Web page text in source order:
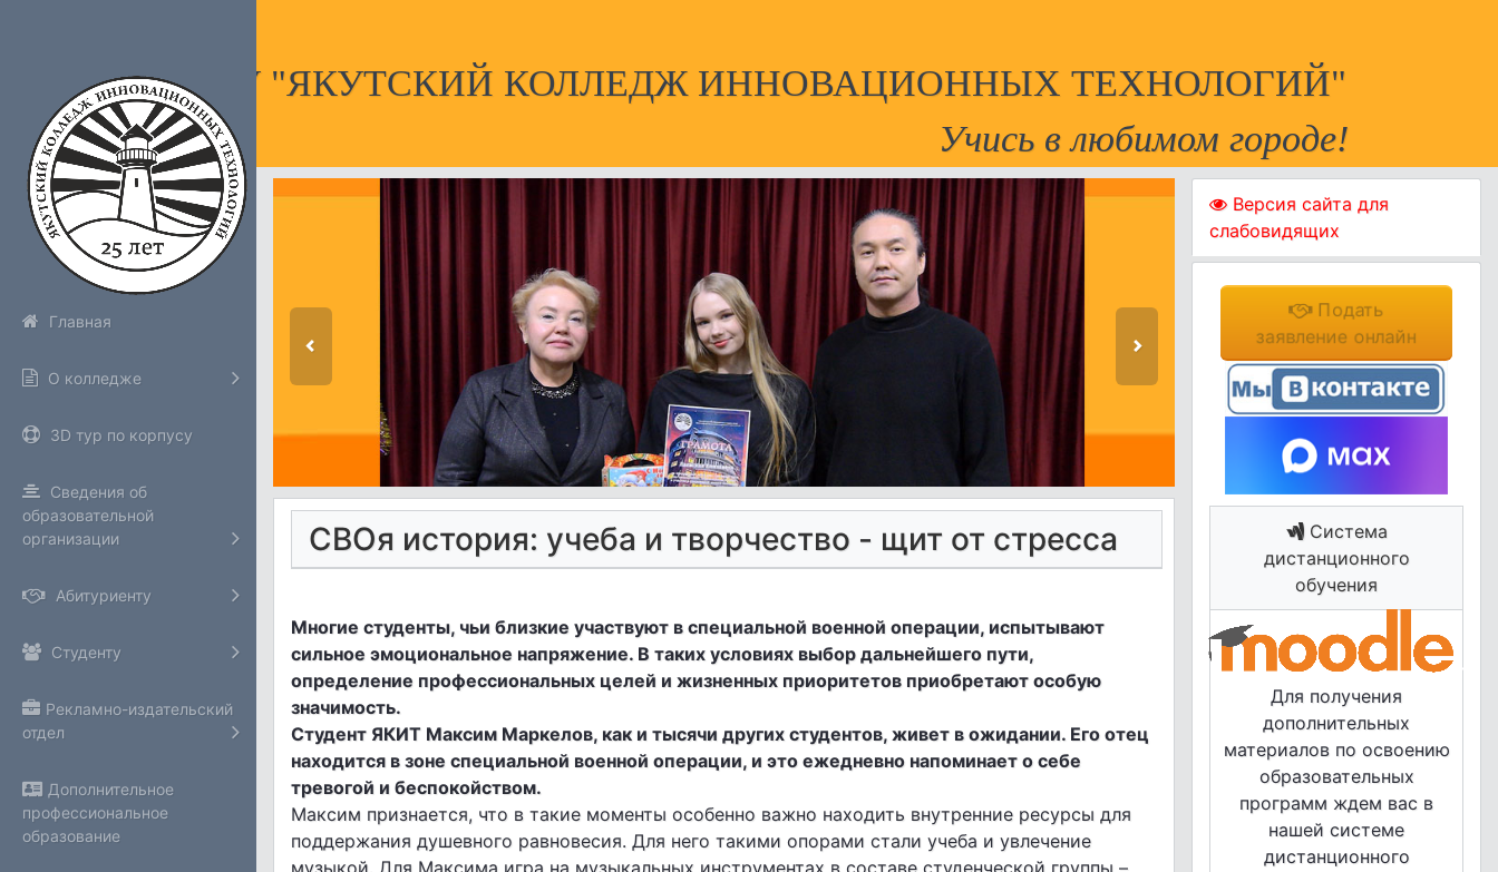
НПОУ "ЯКУТСКИЙ КОЛЛЕДЖ ИННОВАЦИОННЫХ ТЕХНОЛОГИЙ"
Учись в любимом городе!
Главная
О колледже
3D тур по корпусу
Сведения об
образовательной
организации
Абитуриенту
Студенту
Рекламно-издательский
отдел
Дополнительное
профессиональное
образование
СВОя история: учеба и творчество - щит от стресса
Многие студенты, чьи близкие участвуют в специальной военной операции, испытывают
сильное эмоциональное напряжение. В таких условиях выбор дальнейшего пути,
определение профессиональных целей и жизненных приоритетов приобретают особую
значимость.
Студент ЯКИТ Максим Маркелов, как и тысячи других студентов, живет в ожидании. Его отец
находится в зоне специальной военной операции, и это ежедневно напоминает о себе
тревогой и беспокойством.
Максим признается, что в такие моменты особенно важно находить внутренние ресурсы для
поддержания душевного равновесия. Для него такими опорами стали учеба и увлечение
музыкой. Для Максима игра на музыкальных инструментах в составе студенческой группы –
Версия сайта для
слабовидящих
Подать
заявление онлайн
Система
дистанционного
обучения
Для получения
дополнительных
материалов по освоению
образовательных
программ ждем вас в
нашей системе
дистанционного